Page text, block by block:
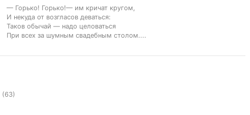
— Горько! Горько!— им кричат кругом,
И некуда от возгласов деваться:
Таков обычай — надо целоваться
При всех за шумным свадебным столом....
(63)